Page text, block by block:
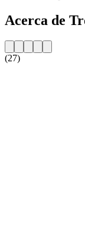
Acerca de
(27)